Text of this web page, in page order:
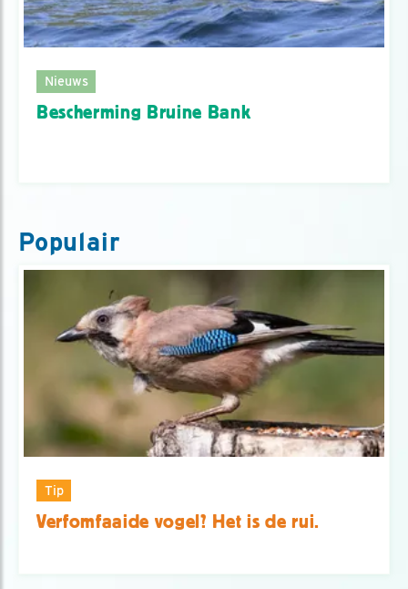
Nieuws
Bescherming Bruine Bank
Populair
Tip
Verfomfaaide vogel? Het is de rui.